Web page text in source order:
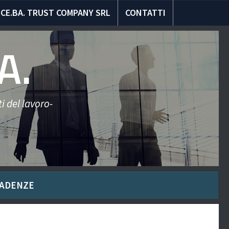
CE.BA. TRUST COMPANY SRL CONTATTI
del lavoro-